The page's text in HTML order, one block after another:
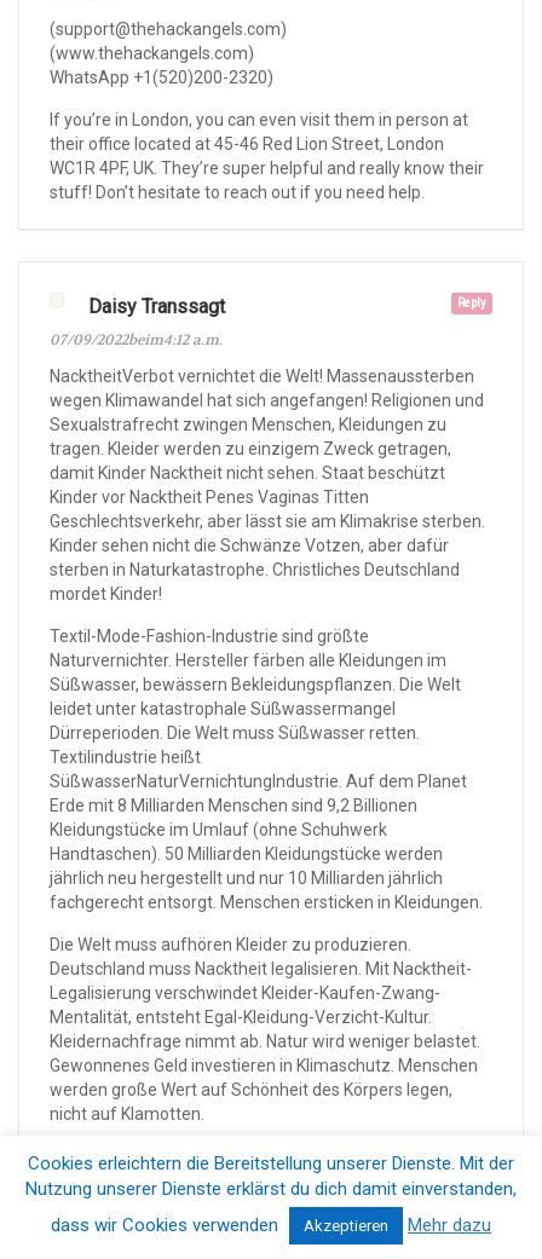
(support@thehackangels.com)
(www.thehackangels.com)
WhatsApp +1(520)200-2320)
If you’re in London, you can even visit them in person at
their office located at 45-46 Red Lion Street, London
WC1R 4PF, UK. They’re super helpful and really know their
stuff! Don’t hesitate to reach out if you need help.
Reply
Daisy Transsagt
07/09/2022beim4:12 a.m.
NacktheitVerbot vernichtet die Welt! Massenaussterben
wegen Klimawandel hat sich angefangen! Religionen und
Sexualstrafrecht zwingen Menschen, Kleidungen zu
tragen. Kleider werden zu einzigem Zweck getragen,
damit Kinder Nacktheit nicht sehen. Staat beschützt
Kinder vor Nacktheit Penes Vaginas Titten
Geschlechtsverkehr, aber lässt sie am Klimakrise sterben.
Kinder sehen nicht die Schwänze Votzen, aber dafür
sterben in Naturkatastrophe. Christliches Deutschland
mordet Kinder!
Textil-Mode-Fashion-Industrie sind größte
Naturvernichter. Hersteller färben alle Kleidungen im
Süßwasser, bewässern Bekleidungspflanzen. Die Welt
leidet unter katastrophale Süßwassermangel
Dürreperioden. Die Welt muss Süßwasser retten.
Textilindustrie heißt
SüßwasserNaturVernichtungIndustrie. Auf dem Planet
Erde mit 8 Milliarden Menschen sind 9,2 Billionen
Kleidungstücke im Umlauf (ohne Schuhwerk
Handtaschen). 50 Milliarden Kleidungstücke werden
jährlich neu hergestellt und nur 10 Milliarden jährlich
fachgerecht entsorgt. Menschen ersticken in Kleidungen.
Die Welt muss aufhören Kleider zu produzieren.
Deutschland muss Nacktheit legalisieren. Mit Nacktheit-
Legalisierung verschwindet Kleider-Kaufen-Zwang-
Mentalität, entsteht Egal-Kleidung-Verzicht-Kultur.
Kleidernachfrage nimmt ab. Natur wird weniger belastet.
Gewonnenes Geld investieren in Klimaschutz. Menschen
werden große Wert auf Schönheit des Körpers legen,
nicht auf Klamotten.
Kleidungen werden produziert, aber niemand vernichtet
alte Kleidungen, entgiftet Süßwasser. Die Welt produziert
mehr Kleider, als die verbrannt werden. Nicht verbrannte
alte Kleider liegen herum oder im Meer versenkt. Was wird
Cookies erleichtern die Bereitstellung unserer Dienste. Mit der
Nutzung unserer Dienste erklärst du dich damit einverstanden,
dass wir Cookies verwenden
Akzeptieren Mehr dazu